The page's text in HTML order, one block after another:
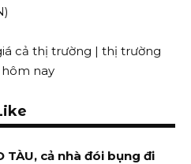
cả thị trường | thị trường
nay
TÀU, cả nhà đói bụng đi